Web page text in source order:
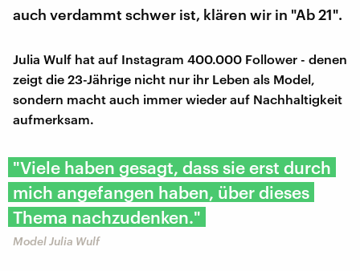
auch verdammt schwer ist, klären wir in "Ab 21".
Julia Wulf hat auf Instagram 400.000 Follower - denen
zeigt die 23-Jährige nicht nur ihr Leben als Model,
sondern macht auch immer wieder auf Nachhaltigkeit
aufmerksam.
"Viele haben gesagt, dass sie erst durch
mich angefangen haben, über dieses
Thema nachzudenken."
Model Julia Wulf